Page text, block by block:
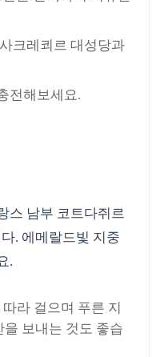
크레쾨르 대성당과
전해보세요.
스 남부 코트다쥐르
. 에메랄드빛 지중
.
라 걸으며 푸른 지
보내는 것도 좋습